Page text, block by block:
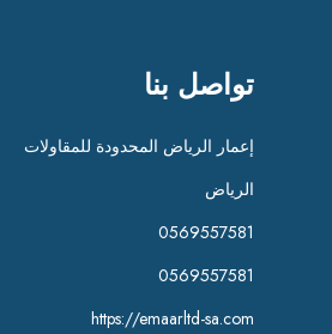
تواصل بنا
إعمار الرياض المحدودة للمقاولات
الرياض
0569557581
0569557581
https://emaarltd-sa.com